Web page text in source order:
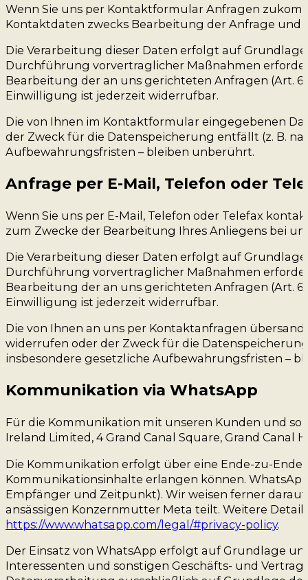
Wenn Sie uns per Kontaktformular Anfragen
Kontaktdaten zwecks Bearbeitung der Anfrage und
Die Verarbeitung dieser Daten erfolgt auf
Durchführung vorvertraglicher Maßnahmen
Bearbeitung der an uns gerichteten Anfragen (Art. 6
Einwilligung ist jederzeit widerrufbar.
Die von Ihnen im Kontaktformular eingegebenen
der Zweck für die Datenspeicherung entfällt (z. B.
Aufbewahrungsfristen – bleiben unberührt.
Anfrage per E-Mail, Telefon oder
Wenn Sie uns per E-Mail, Telefon oder Telefax
zum Zwecke der Bearbeitung Ihres Anliegens bei
Die Verarbeitung dieser Daten erfolgt auf
Durchführung vorvertraglicher Maßnahmen
Bearbeitung der an uns gerichteten Anfragen (Art. 6
Einwilligung ist jederzeit widerrufbar.
Die von Ihnen an uns per Kontaktanfragen
widerrufen oder der Zweck für die
insbesondere gesetzliche Aufbewahrungsfristen –
Kommunikation via WhatsApp
Für die Kommunikation mit unseren Kunden und
Ireland Limited, 4 Grand Canal Square, Grand Canal
Die Kommunikation erfolgt über eine Ende-zu-
Kommunikationsinhalte erlangen können.
Empfänger und Zeitpunkt). Wir weisen ferner
ansässigen Konzernmutter Meta teilt. Weitere
https://www.whatsapp.com/legal/#privacy-policy.
Der Einsatz von WhatsApp erfolgt auf Grundlage
Interessenten und sonstigen Geschäfts- und